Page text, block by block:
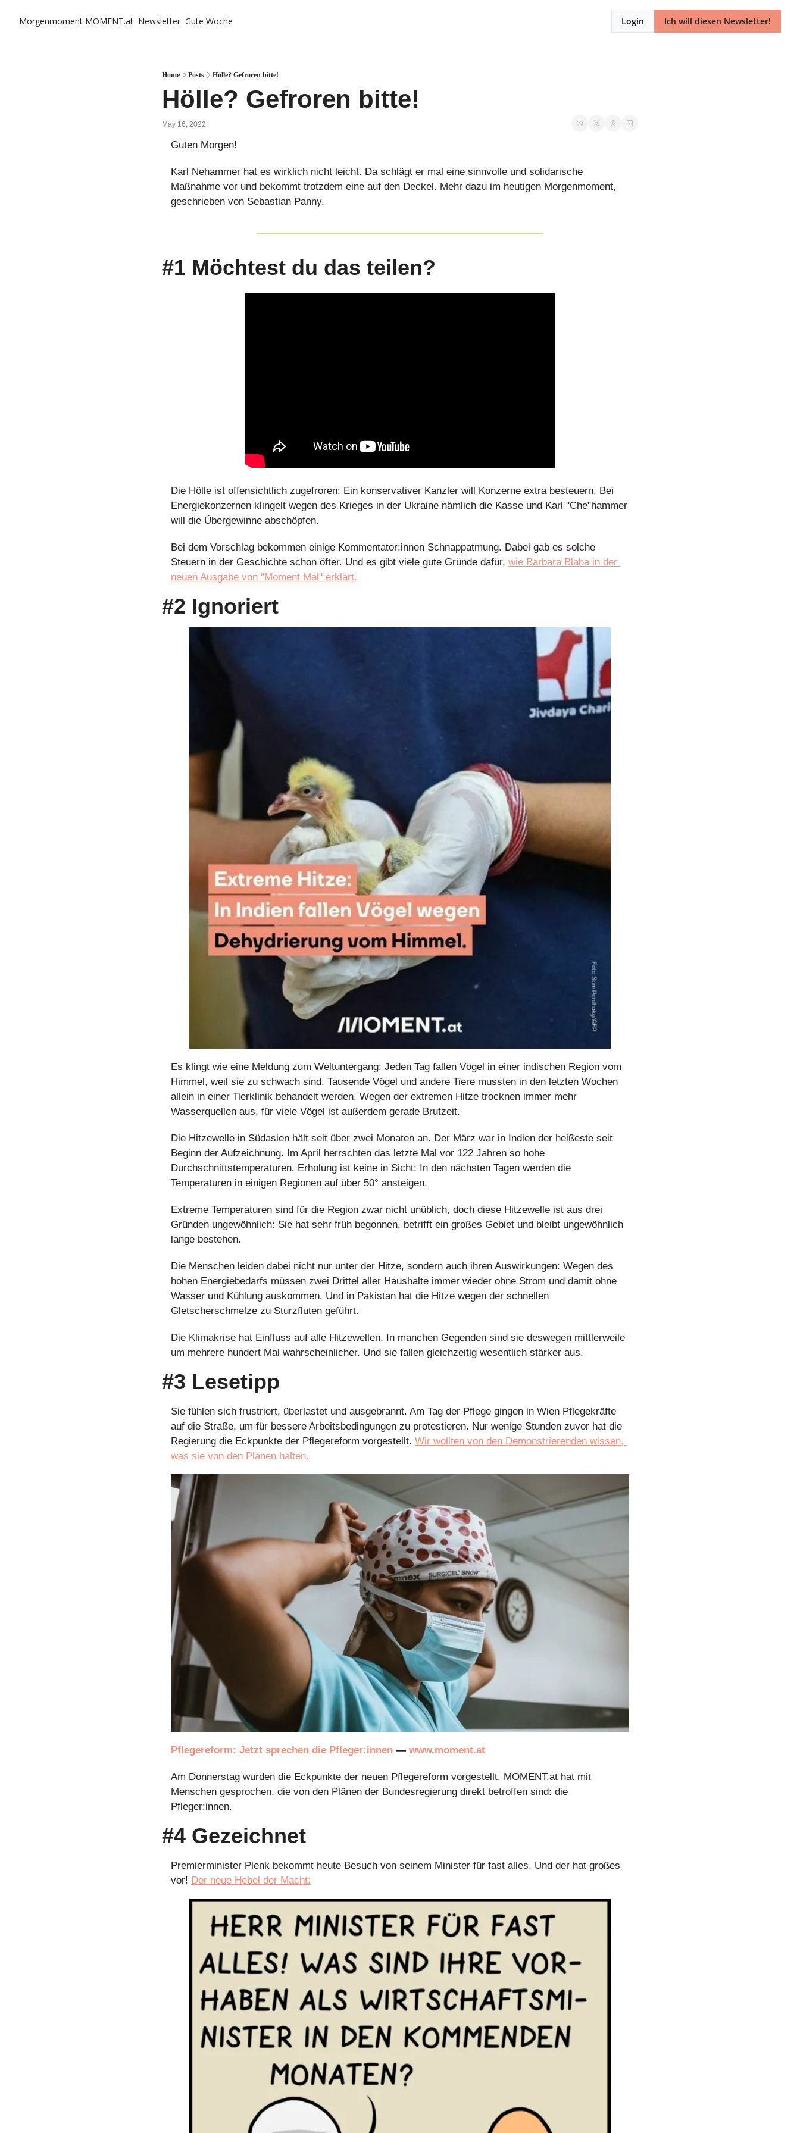
Morgenmoment MOMENT.at Newsletter Gute Woche Login Ich will diesen Newsletter!
Home Posts Hölle? Gefroren bitte!
Hölle? Gefroren bitte!
May 16, 2022
Guten Morgen!
Karl Nehammer hat es wirklich nicht leicht. Da schlägt er mal eine sinnvolle und solidarische
Maßnahme vor und bekommt trotzdem eine auf den Deckel. Mehr dazu im heutigen Morgenmoment,
geschrieben von Sebastian Panny.
#1 Möchtest du das teilen?
Die Hölle ist offensichtlich zugefroren: Ein konservativer Kanzler will Konzerne extra besteuern. Bei
Energiekonzernen klingelt wegen des Krieges in der Ukraine nämlich die Kasse und Karl "Che"hammer
will die Übergewinne abschöpfen.
Bei dem Vorschlag bekommen einige Kommentator:innen Schnappatmung. Dabei gab es solche
Steuern in der Geschichte schon öfter. Und es gibt viele gute Gründe dafür, wie Barbara Blaha in der
neuen Ausgabe von "Moment Mal" erklärt.
#2 Ignoriert
Es klingt wie eine Meldung zum Weltuntergang: Jeden Tag fallen Vögel in einer indischen Region vom
Himmel, weil sie zu schwach sind. Tausende Vögel und andere Tiere mussten in den letzten Wochen
allein in einer Tierklinik behandelt werden. Wegen der extremen Hitze trocknen immer mehr
Wasserquellen aus, für viele Vögel ist außerdem gerade Brutzeit.
Die Hitzewelle in Südasien hält seit über zwei Monaten an. Der März war in Indien der heißeste seit
Beginn der Aufzeichnung. Im April herrschten das letzte Mal vor 122 Jahren so hohe
Durchschnittstemperaturen. Erholung ist keine in Sicht: In den nächsten Tagen werden die
Temperaturen in einigen Regionen auf über 50° ansteigen.
Extreme Temperaturen sind für die Region zwar nicht unüblich, doch diese Hitzewelle ist aus drei
Gründen ungewöhnlich: Sie hat sehr früh begonnen, betrifft ein großes Gebiet und bleibt ungewöhnlich
lange bestehen.
Die Menschen leiden dabei nicht nur unter der Hitze, sondern auch ihren Auswirkungen: Wegen des
hohen Energiebedarfs müssen zwei Drittel aller Haushalte immer wieder ohne Strom und damit ohne
Wasser und Kühlung auskommen. Und in Pakistan hat die Hitze wegen der schnellen
Gletscherschmelze zu Sturzfluten geführt.
Die Klimakrise hat Einfluss auf alle Hitzewellen. In manchen Gegenden sind sie deswegen mittlerweile
um mehrere hundert Mal wahrscheinlicher. Und sie fallen gleichzeitig wesentlich stärker aus.
#3 Lesetipp
Sie fühlen sich frustriert, überlastet und ausgebrannt. Am Tag der Pflege gingen in Wien Pflegekräfte
auf die Straße, um für bessere Arbeitsbedingungen zu protestieren. Nur wenige Stunden zuvor hat die
Regierung die Eckpunkte der Pflegereform vorgestellt. Wir wollten von den Demonstrierenden wissen,
was sie von den Plänen halten.
Pflegereform: Jetzt sprechen die Pfleger:innen — www.moment.at
Am Donnerstag wurden die Eckpunkte der neuen Pflegereform vorgestellt. MOMENT.at hat mit
Menschen gesprochen, die von den Plänen der Bundesregierung direkt betroffen sind: die
Pfleger:innen.
#4 Gezeichnet
Premierminister Plenk bekommt heute Besuch von seinem Minister für fast alles. Und der hat großes
vor! Der neue Hebel der Macht: